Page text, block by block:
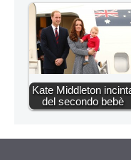
Kate Middleton
del secondo bebè